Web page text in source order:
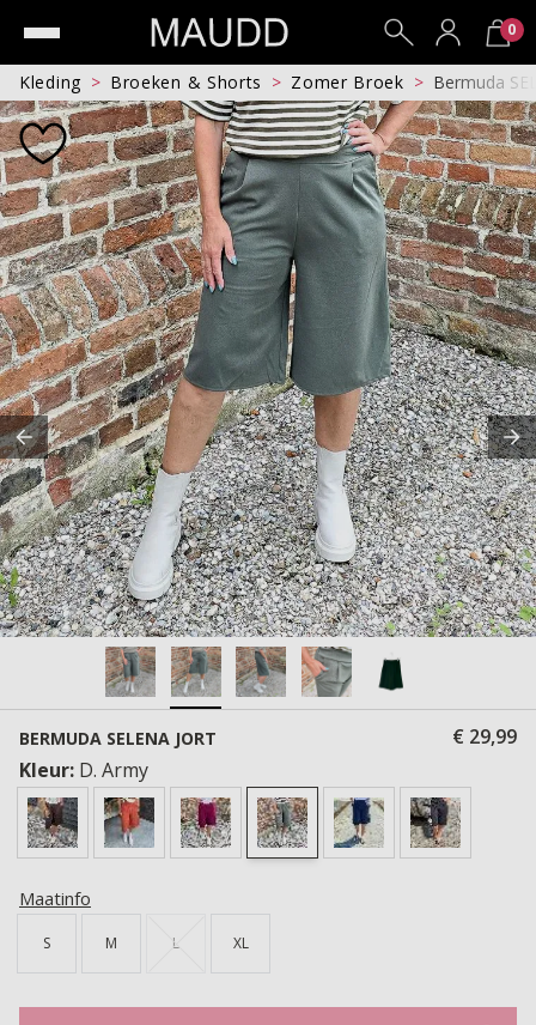
0
Kleding Broeken & Shorts Zomer Broek Bermuda
BERMUDA SELENA JORT
€ 29,99
Kleur: D. Army
Maatinfo
S M L XL